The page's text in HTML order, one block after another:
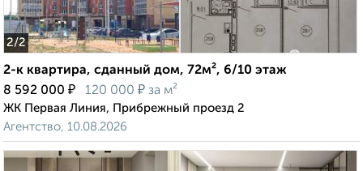
2/2
2-к квартира, сданный дом, 72м², 6/10 этаж
8 592 000 ₽ 120 000 ₽ за м²
ЖК Первая Линия, Прибрежный проезд 2
Агентство, 10.08.2026